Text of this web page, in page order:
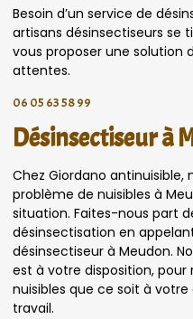
Besoin d’un service de
artisans désinsectiseurs se
vous proposer une solution
attentes.
06 05 63 58 99
Désinsectiseur à
Chez Giordano
problème de nuisibles à
situation. Faites-nous part
désinsectisation en
désinsectiseur à Meudon.
est à votre disposition,
nuisibles que ce soit à
travail.